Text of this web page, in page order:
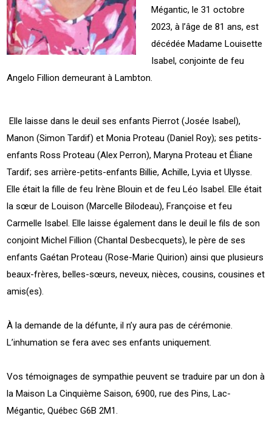
Mégantic, le 31 octobre
2023, à l’âge de 81 ans, est
décédée Madame Louisette
Isabel, conjointe de feu
Angelo Fillion demeurant à Lambton.
Elle laisse dans le deuil ses enfants Pierrot (Josée Isabel),
Manon (Simon Tardif) et Monia Proteau (Daniel Roy); ses petits-
enfants Ross Proteau (Alex Perron), Maryna Proteau et Éliane
Tardif; ses arrière-petits-enfants Billie, Achille, Lyvia et Ulysse.
Elle était la fille de feu Irène Blouin et de feu Léo Isabel. Elle était
la sœur de Louison (Marcelle Bilodeau), Françoise et feu
Carmelle Isabel. Elle laisse également dans le deuil le fils de son
conjoint Michel Fillion (Chantal Desbecquets), le père de ses
enfants Gaétan Proteau (Rose-Marie Quirion) ainsi que plusieurs
beaux-frères, belles-sœurs, neveux, nièces, cousins, cousines et
amis(es).
À la demande de la défunte, il n’y aura pas de cérémonie.
L’inhumation se fera avec ses enfants uniquement.
Vos témoignages de sympathie peuvent se traduire par un don à
la Maison La Cinquième Saison, 6900, rue des Pins, Lac-
Mégantic, Québec G6B 2M1.